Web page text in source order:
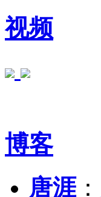
视频
博客
唐涯：